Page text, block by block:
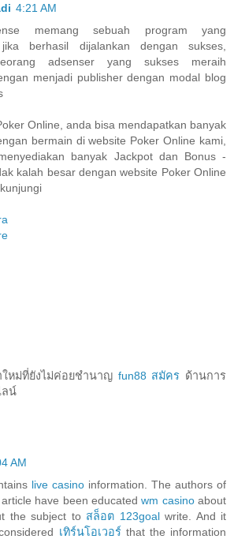
4:21 AM
memang sebuah program yang
jika berhasil dijalankan dengan sukses,
adsenser yang sukses meraih
menjadi publisher dengan modal blog
Online, anda bisa mendapatkan banyak
bermain di website Poker Online kami,
banyak Jackpot dan Bonus -
kalah besar dengan website Poker Online
หม่ที่ยังไม่ค่อยชำนาญ fun88 สมัคร ด้านการ
ลน์
AM
live casino information. The authors of
article have been educatedwm casinoabout
the subject to สล็อต 123goalwrite. And it
เทิร์นโอเวอร์that the information